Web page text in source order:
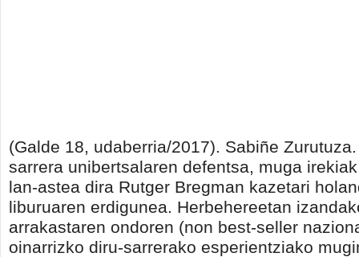
(Galde 18, udaberria/2017). Sabiñe
sarrera unibertsalaren defentsa, muga
lan-astea dira Rutger Bregman kazetari
liburuaren erdigunea. Herbehereetan
arrakastaren ondoren (non best-seller
oinarrizko diru-sarrerako esperientziako